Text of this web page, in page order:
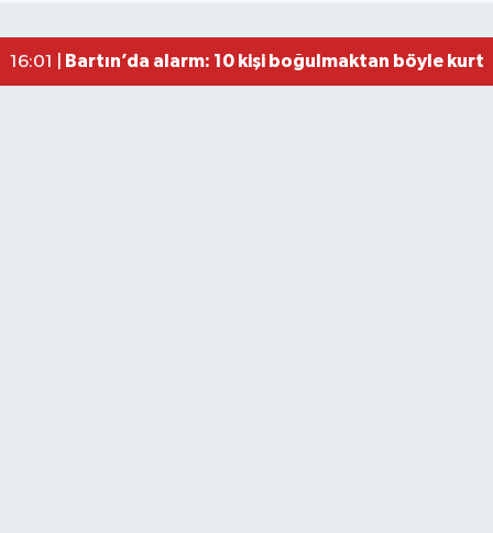
16:01 |
Bartın’da alarm: 10 kişi boğulmaktan böyle